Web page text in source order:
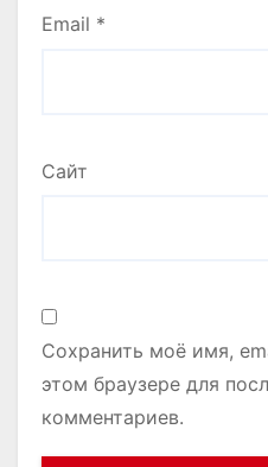
Email *
Сайт
Сохранить моё имя,
этом браузере для
комментариев.